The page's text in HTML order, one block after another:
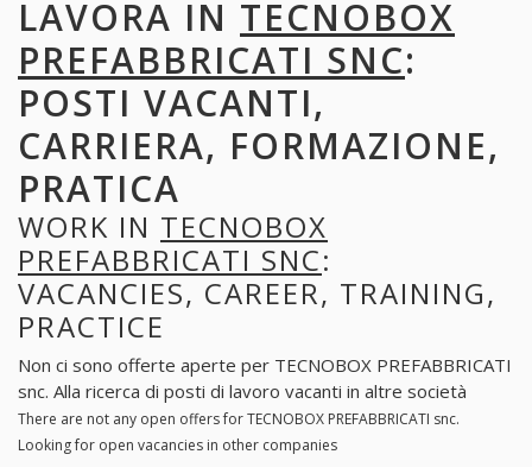
LAVORA IN TECNOBOX
PREFABBRICATI SNC:
POSTI VACANTI,
CARRIERA, FORMAZIONE,
PRATICA
WORK IN TECNOBOX
PREFABBRICATI SNC:
VACANCIES, CAREER, TRAINING,
PRACTICE
Non ci sono offerte aperte per TECNOBOX PREFABBRICATI
snc. Alla ricerca di posti di lavoro vacanti in altre società
There are not any open offers for TECNOBOX PREFABBRICATI snc.
Looking for open vacancies in other companies